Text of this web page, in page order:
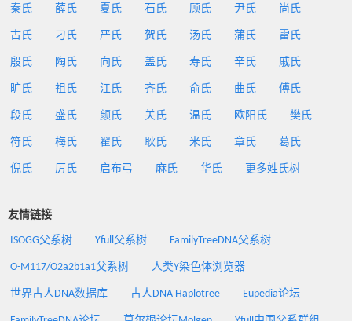
秦氏 薛氏 夏氏 石氏 顾氏 尹氏 尚氏
古氏 刁氏 严氏 贺氏 汤氏 蒲氏 雷氏
殷氏 陶氏 向氏 盖氏 寿氏 辛氏 戚氏
旷氏 祖氏 江氏 齐氏 俞氏 曲氏 傅氏
段氏 盛氏 颜氏 关氏 温氏 欧阳氏 樊氏
符氏 梅氏 翟氏 耿氏 米氏 章氏 葛氏
倪氏 厉氏 启布弓 麻氏 华氏 更多姓氏树
友情链接
ISOGG父系树 Yfull父系树 FamilyTreeDNA父系树
O-M117/O2a2b1a1父系树 人类Y染色体浏览器
世界古人DNA数据库 古人DNA Haplotree Eupedia论坛